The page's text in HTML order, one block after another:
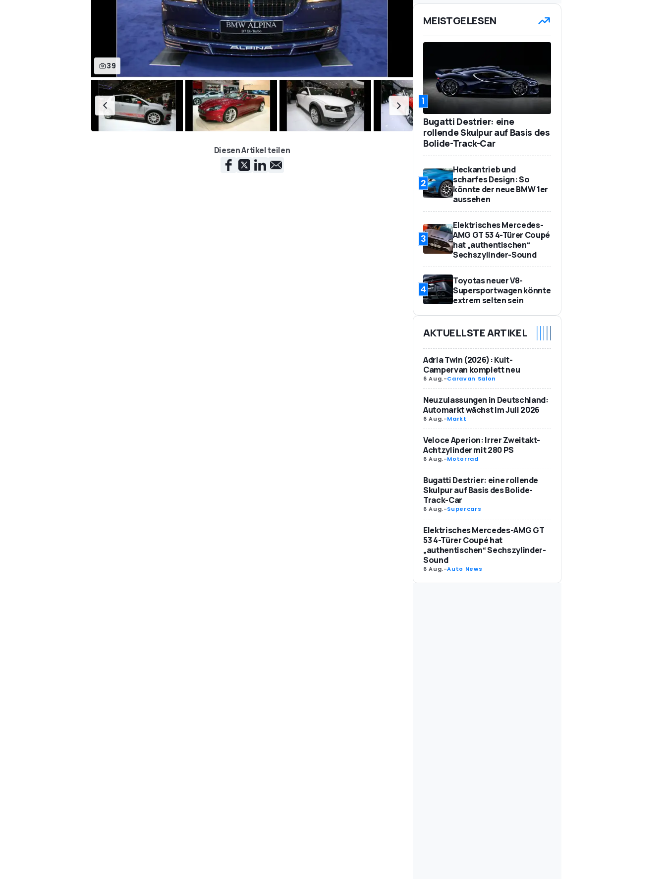
39
Diesen Artikel teilen
MEISTGELESEN
1
Bugatti Destrier: eine
rollende Skulpur auf Basis des
Bolide-Track-Car
2
Heckantrieb und
scharfes Design: So
könnte der neue BMW 1er
aussehen
3
Elektrisches Mercedes-
AMG GT 53 4-Türer Coupé
hat „authentischen“
Sechszylinder-Sound
4
Toyotas neuer V8-
Supersportwagen könnte
extrem selten sein
AKTUELLSTE ARTIKEL
Adria Twin (2026): Kult-
Campervan komplett neu
6 Aug.-Caravan Salon
Neuzulassungen in Deutschland:
Automarkt wächst im Juli 2026
6 Aug.-Markt
Veloce Aperion: Irrer Zweitakt-
Achtzylinder mit 280 PS
6 Aug.-Motorrad
Bugatti Destrier: eine rollende
Skulpur auf Basis des Bolide-
Track-Car
6 Aug.-Supercars
Elektrisches Mercedes-AMG GT
53 4-Türer Coupé hat
„authentischen“ Sechszylinder-
Sound
6 Aug.-Auto News